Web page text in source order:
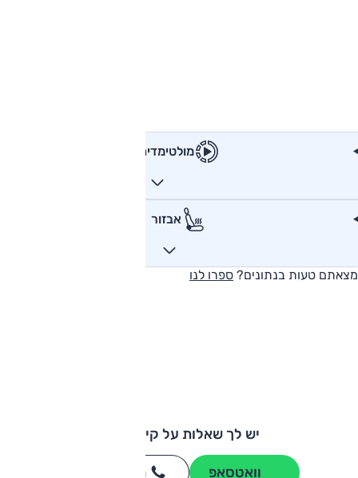
מולטימדיה
אבזור
מצאתם טעות בנתונים? ספרו לנו
יש לך שאלות על קיה EV6?
וואטסאפ חייגו